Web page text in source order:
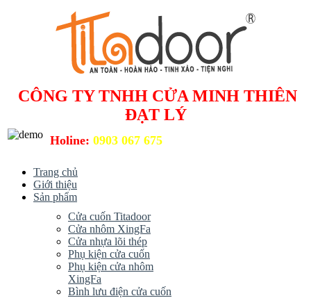
CÔNG TY TNHH CỬA MINH THIÊN
ĐẠT LÝ
Holine: 0903 067 675
Trang chủ
Giới thiệu
Sản phẩm
Cửa cuốn Titadoor
Cửa nhôm XingFa
Cửa nhựa lõi thép
Phụ kiện cửa cuốn
Phụ kiện cửa nhôm
XingFa
Bình lưu điện cửa cuốn